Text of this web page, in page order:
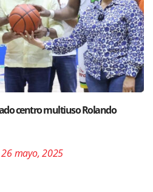
exposición del Ministro de Cultura
Palabras”
RED 26 mayo, 2025